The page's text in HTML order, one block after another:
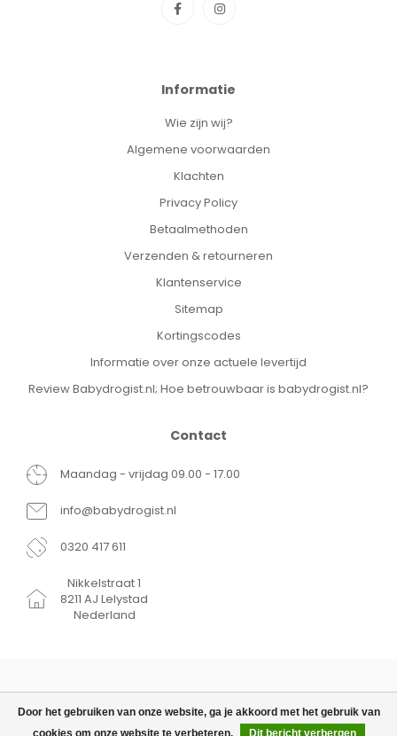
Door het gebruiken van onze website, ga je akkoord met het gebruik van
cookies om onze website te verbeteren.
Dit bericht verbergen
Informatie
Wie zijn wij?
Algemene voorwaarden
Klachten
Privacy Policy
Betaalmethoden
Verzenden & retourneren
Klantenservice
Sitemap
Kortingscodes
Informatie over onze actuele levertijd
Review Babydrogist.nl; Hoe betrouwbaar is babydrogist.nl?
Contact
Maandag - vrijdag 09.00 - 17.00
info@babydrogist.nl
0320 417 611
Nikkelstraat 1
8211 AJ Lelystad
Nederland